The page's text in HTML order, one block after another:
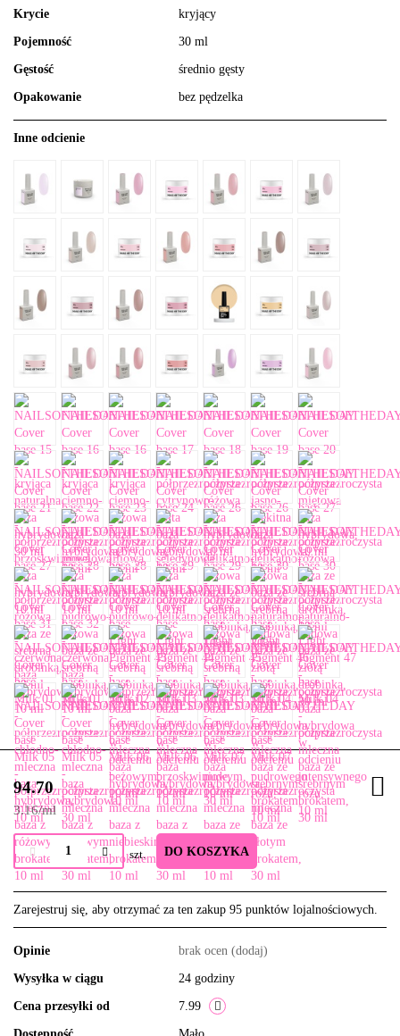
Krycie kryjący
Pojemność 30 ml
Gęstość średnio gęsty
Opakowanie bez pędzelka
Inne odcienie
94.70
3.16/ml
szt. DO KOSZYKA
Zarejestruj się, aby otrzymać za ten zakup 95 punktów lojalnościowych.
Opinie brak ocen (dodaj)
Wysyłka w ciągu 24 godziny
Cena przesyłki od 7.99